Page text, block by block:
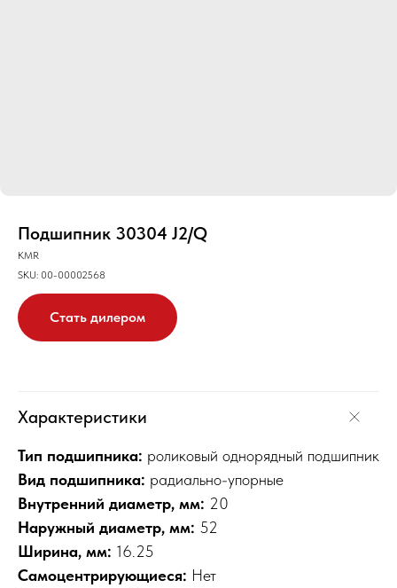
Подшипник 30304 J2/Q
KMR
SKU: 00-00002568
Стать дилером
Характеристики
Тип подшипника: роликовый однорядный подшипник
Вид подшипника: радиально-упорные
Внутренний диаметр, мм: 20
Наружный диаметр, мм: 52
Ширина, мм: 16.25
Самоцентрирующиеся: Нет